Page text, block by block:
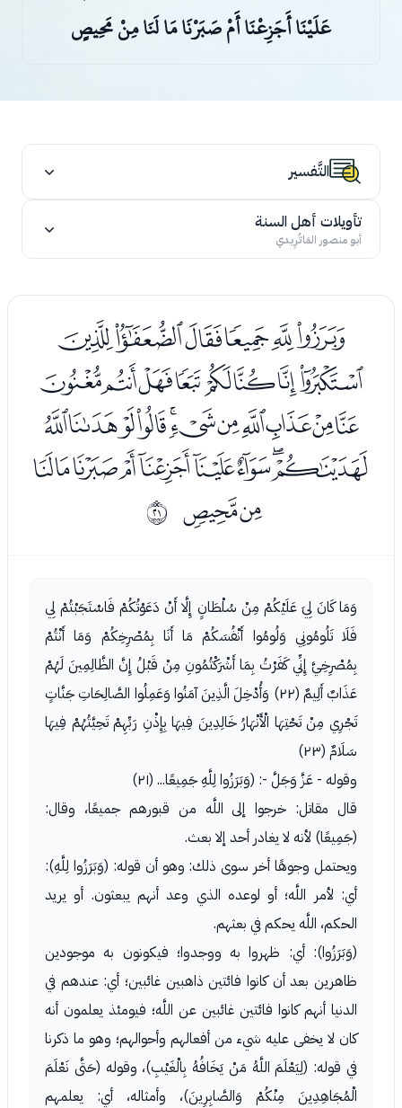
عَلَيْنَا أَجَزِعْنَا أَمْ صَبَرْنَا مَا لَنَا مِنْ مَحِيصٍ
التَّفسير
تأويلات أهل السنة
أبو منصور المَاتُرِيدي
ﭧﭨﭩﭪﭫﭬ
ﭭﭮﭯﭰﭱﭲﭳﭴ
ﭵﭶﭷﭸﭹﭺﭻﭼﭽﭾﭿ
ﮀﮁﮂﮃﮄﮅﮆﮇﮈ
ﮉﮊ ﰔ
وَمَا كَانَ لِيَ عَلَيْكُمْ مِنْ سُلْطَانٍ إِلَّا أَنْ دَعَوْتُكُمْ فَاسْتَجَبْتُمْ لِي
فَلَا تَلُومُونِي وَلُومُوا أَنْفُسَكُمْ مَا أَنَا بِمُصْرِخِكُمْ وَمَا أَنْتُمْ
بِمُصْرِخِيَّ إِنِّي كَفَرْتُ بِمَا أَشْرَكْتُمُونِ مِنْ قَبْلُ إِنَّ الظَّالِمِينَ لَهُمْ
عَذَابٌ أَلِيمٌ (٢٢) وَأُدْخِلَ الَّذِينَ آمَنُوا وَعَمِلُوا الصَّالِحَاتِ جَنَّاتٍ
تَجْرِي مِنْ تَحْتِهَا الْأَنْهَارُ خَالِدِينَ فِيهَا بِإِذْنِ رَبِّهِمْ تَحِيَّتُهُمْ فِيهَا
سَلَامٌ (٢٣)
وقوله - عَزَّ وَجَلَّ -: (وَبَرَزُوا لِلَّهِ جَمِيعًا... (٢١)
قال مقاتل: خرجوا إلى اللَّه من قبورهم جميعًا، وقال:
(جَمِيعًا) لأنه لا يغادر أحد إلا بعث.
ويحتمل وجوهًا أخر سوى ذلك: وهو أن قوله: (وَبَرَزُوا لِلَّهِ):
أي: لأمر اللَّه؛ أو لوعده الذي وعد أنهم يبعثون. أو يريد
الحكم، اللَّه يحكم في بعثهم.
(وَبَرَزُوا): أي: ظهروا به ووجدوا؛ فيكونون به موجودين
ظاهرين بعد أن كانوا فائتين ذاهبين غائبين؛ أي: عندهم في
الدنيا أنهم كانوا فائتين غائبين عن اللَّه؛ فيومئذ يعلمون أنه
كان لا يخفى عليه شيء من أفعالهم وأحوالهم؛ وهو ما ذكرنا
في قوله: (لِيَعْلَمَ اللَّهُ مَنْ يَخَافُهُ بِالْغَيْبِ)، وقوله (حَتَّى نَعْلَمَ
الْمُجَاهِدِينَ مِنْكُمْ وَالصَّابِرِينَ)، وأمثاله، أي: يعلمهم